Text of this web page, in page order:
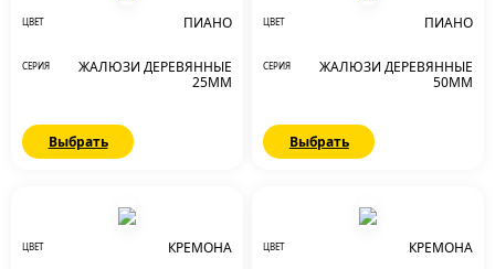
ЦВЕТ ПИАНО
СЕРИЯ
ЖАЛЮЗИ ДЕРЕВЯННЫЕ
25ММ
Выбрать
ЦВЕТ ПИАНО
СЕРИЯ
ЖАЛЮЗИ ДЕРЕВЯННЫЕ
50ММ
Выбрать
ЦВЕТ КРЕМОНА ЦВЕТ КРЕМОНА